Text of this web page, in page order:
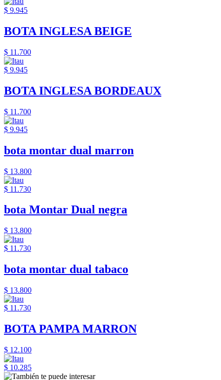
$ 9.945
BOTA INGLESA BEIGE
$ 11.700
$ 9.945
BOTA INGLESA BORDEAUX
$ 11.700
$ 9.945
bota montar dual marron
$ 13.800
$ 11.730
bota Montar Dual negra
$ 13.800
$ 11.730
bota montar dual tabaco
$ 13.800
$ 11.730
BOTA PAMPA MARRON
$ 12.100
$ 10.285